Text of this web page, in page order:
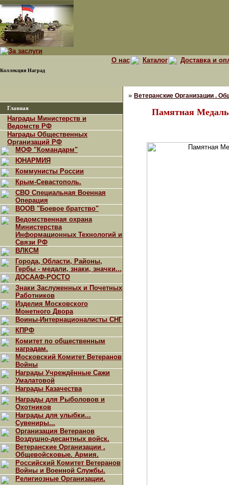
Коллекция Наград
О нас Каталог Доставка и
Главная
Награды Министерств и
Ведомств РФ
Награды Общественных
Организаций РФ
МОФ "Командарм"
ЮНАРМИЯ
Коммунисты России
Крым-Севастополь.
СВО Специальная Военная
Операция
ВООВ "Боевое братство"
Ведомственная охрана
Министерства
Информационных Технологий и
Связи РФ
ВЛКСМ
Города, Области, Районы,
Гербы - медали, знаки, значки...
ДОСААФ-РОСТО
Знаки Заслуженных и Почетных
Работников
Изделия Московского
Монетного Двора
Воины-Интернационалисты СНГ
КПРФ
Комитет по общественным
наградам.
Московский Комитет Ветеранов
Войны
Награды Учреждённые Сажи
Умалатовой
Награды Казачества
Награды для Рыболовов и
Охотников
Награды для улыбки...
Сувениры...
Организация Ветеранов
Воздушно-десантных войск.
Ветеранские Организации .
Общевойсковые. Армия.
Российский Комитет Ветеранов
Войны и Военной Службы.
Религиозные Организации.
» Ветеранские Организации .
Памятная